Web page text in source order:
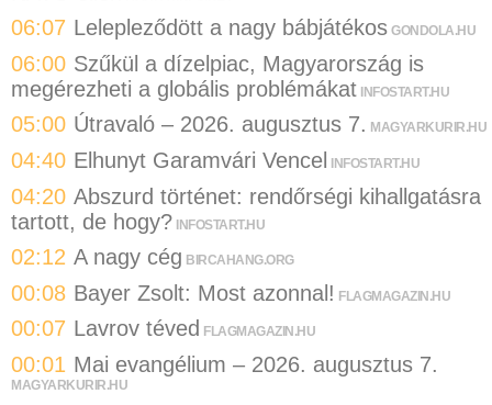
06:07 Lelepleződött a nagy bábjátékos GONDOLA.HU
06:00 Szűkül a dízelpiac, Magyarország is
megérezheti a globális problémákat INFOSTART.HU
05:00 Útravaló – 2026. augusztus 7. MAGYARKURIR.HU
04:40 Elhunyt Garamvári Vencel INFOSTART.HU
04:20 Abszurd történet: rendőrségi kihallgatásra
tartott, de hogy? INFOSTART.HU
02:12 A nagy cég BIRCAHANG.ORG
00:08 Bayer Zsolt: Most azonnal! FLAGMAGAZIN.HU
00:07 Lavrov téved FLAGMAGAZIN.HU
00:01 Mai evangélium – 2026. augusztus 7.
MAGYARKURIR.HU